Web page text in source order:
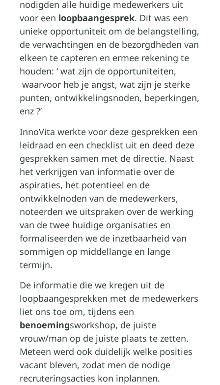
nodigden alle huidige medewerkers uit
voor een loopbaangesprek. Dit was een
unieke opportuniteit om de belangstelling,
de verwachtingen en de bezorgdheden van
elkeen te capteren en ermee rekening te
houden: ‘ wat zijn de opportuniteiten,
waarvoor heb je angst, wat zijn je sterke
punten, ontwikkelingsnoden, beperkingen,
enz ?’
InnoVita werkte voor deze gesprekken een
leidraad en een checklist uit en deed deze
gesprekken samen met de directie. Naast
het verkrijgen van informatie over de
aspiraties, het potentieel en de
ontwikkelnoden van de medewerkers,
noteerden we uitspraken over de werking
van de twee huidige organisaties en
formaliseerden we de inzetbaarheid van
sommigen op middellange en lange
termijn.
De informatie die we kregen uit de
loopbaangesprekken met de medewerkers
liet ons toe om, tijdens een
benoemingsworkshop, de juiste
vrouw/man op de juiste plaats te zetten.
Meteen werd ook duidelijk welke posities
vacant bleven, zodat men de nodige
recruteringsacties kon inplannen.